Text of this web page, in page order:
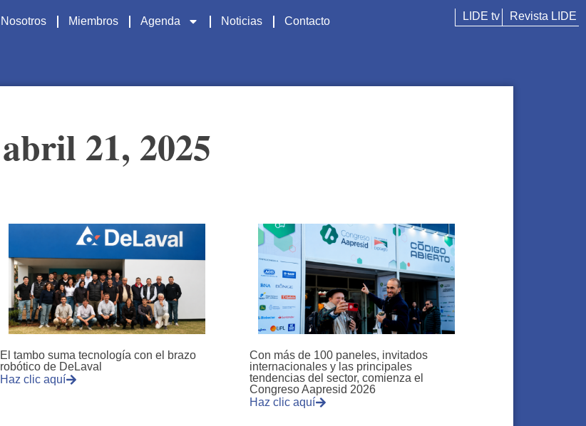
Nosotros Miembros Agenda Noticias Contacto LIDE tv Revista LIDE
abril 21, 2025
El tambo suma tecnología con el brazo
robótico de DeLaval
Haz clic aquí
Con más de 100 paneles, invitados
internacionales y las principales
tendencias del sector, comienza el
Congreso Aapresid 2026
Haz clic aquí